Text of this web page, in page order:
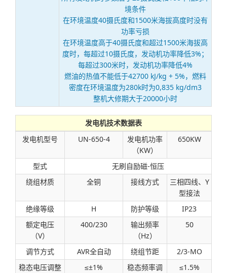
境条件
在环境温度40摄氏度和1500米海拔高度时没有
功率亏损
在环境温度高于40摄氏度和超过1500米海拔高
度时，每超过10摄氏度，发动机功率降低3%；
每超过300米时，发动机功率降低4%
燃油的热值不能低于42700 kJ/kg + 5%，燃料
密度在环境温度为280k时为0,835 kg/dm3
整机大修期大于20000小时
发电机技术数据表
发电机型号
UN-650-4
发电机功率
（KW）
650KW
型式
无刷自励磁-恒压
绕组材质
全铜 接线方式
三相四线、Y
型接法
绝缘等级
H 防护等级
IP23
额定电压
（V）
400/230
输出频率
（Hz）
50
调节方式 AVR全自动 绕组节距
2/3-MO
稳态电压调整
≤±1%
稳态频率调
≤1.5%